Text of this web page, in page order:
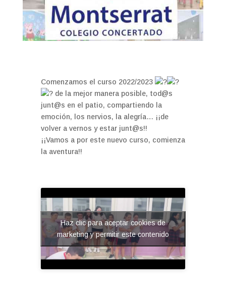
Comenzamos el curso 2022/2023
de la mejor manera posible, tod@s
junt@s en el patio, compartiendo la
emoción, los nervios, la alegría… ¡¡de
volver a vernos y estar junt@s!!
¡¡Vamos a por este nuevo curso, comienza
la aventura!!
Haz clic para aceptar cookies de
marketing y permitir este contenido